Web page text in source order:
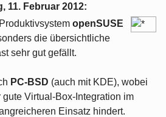
11. Februar 2012:
openSUSE
die übersichtliche
sehr gut gefällt.
PC-BSD (auch mit KDE), wobei
Virtual-Box-Integration im
Einsatz hindert.